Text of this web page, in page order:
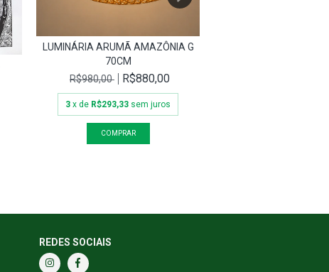
LUMINÁRIA ARUMÃ AMAZÔNIA G
70CM
R$980,00
R$880,00
3 x de R$293,33 sem juros
REDES SOCIAIS